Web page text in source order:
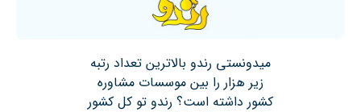
میدونستی رندو بالاترین تعداد رتبه
زیر هزار را بین موسسات مشاوره
کشور داشته است؟ رندو تو کل کشور